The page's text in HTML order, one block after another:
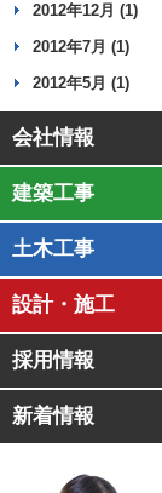
2012年12月 (1)
2012年7月 (1)
2012年5月 (1)
会社情報
建築工事
土木工事
設計・施工
採用情報
新着情報